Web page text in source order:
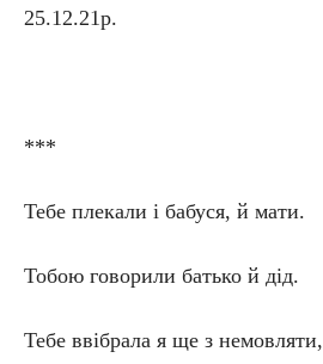
25.12.21р.
***
Тебе плекали і бабуся, й мати.
Тобою говорили батько й дід.
Тебе ввібрала я ще з немовляти,